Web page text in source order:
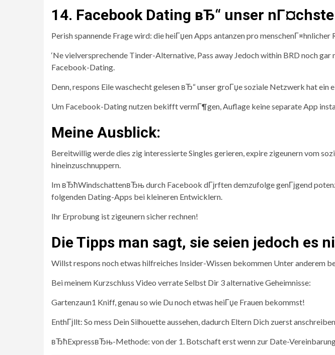
14. Facebook Dating вЂ“ unser
Perish spannende Frage wird: die heiГџen Apps antanzen pro
‘Ne vielversprechende Tinder-Alternative, Pass away Jedoch within BRD noch
Facebook-Dating.
Denn, respons Eile waschecht gelesen вЂ“ unser groГџe soziale Netzwerk hat
Um Facebook-Dating nutzen bekifft vermГ¶gen, Auflage keine separate App
Meine Ausblick:
Bereitwillig werde dies zig interessierte Singles gerieren, expire zigeunern vom
hineinzuschnuppern.
Im вЂћWindschattenвЂњ durch Facebook dГјrften demzufolge genГјgend
folgenden Dating-Apps bei kleineren Entwicklern.
Ihr Erprobung ist zigeunern sicher rechnen!
Die Tipps man sagt, sie seien jedoch es
Willst respons noch etwas hilfreiches Insider-Wissen bekommen Unter anderem
Bei meinem Kurzschluss Video verrate Selbst Dir 3 alternative Geheimnisse:
Gartenzaun1 Kniff, genau so wie Du noch etwas heiГџe Frauen bekommst!
EnthГјllt: So mess Dein Silhouette aussehen, dadurch Eltern Dich zuerst
вЂћExpressвЂњ-Methode: von der 1. Botschaft erst wenn zur Date-